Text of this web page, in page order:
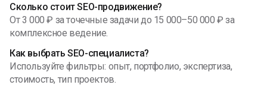
Сколько стоит SEO-продвижение?
От 3 000 ₽ за точечные задачи до 15 000–50 000 ₽ за
комплексное ведение.
Как выбрать SEO-специалиста?
Используйте фильтры: опыт, портфолио, экспертиза,
стоимость, тип проектов.